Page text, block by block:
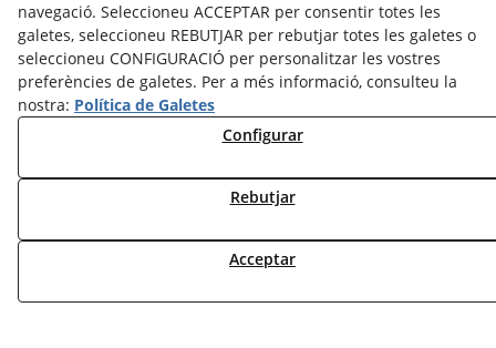
IMPULS: La Ruta Ciclo-turística de la Vall del Sió ha estat
formalitzada i coordinada tècnicament pelDepartament de la
Vicepresidència i de Polítiques digitals i Territori, de la
Generalitat de Catalunya, i amb l'adhesió unitària dels 15
municipis d’aquesta vall.
PÀGINA WEB:Web finançada totalment pel Departament
d’Acció Climàtica, Alimentació i Agenda Rural de la Generalitat
de Catalunya.
Política de Privacitat
navegació. Seleccioneu ACCEPTAR per consentir totes les
galetes, seleccioneu REBUTJAR per rebutjar totes les galetes o
seleccioneu CONFIGURACIÓ per personalitzar les vostres
preferències de galetes. Per a més informació, consulteu la
nostra: Política de Galetes
Configurar
Rebutjar
Acceptar